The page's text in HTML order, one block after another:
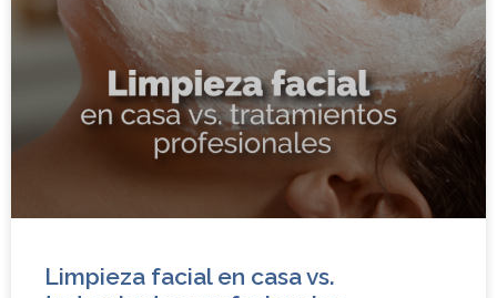
Limpieza facial en casa vs.